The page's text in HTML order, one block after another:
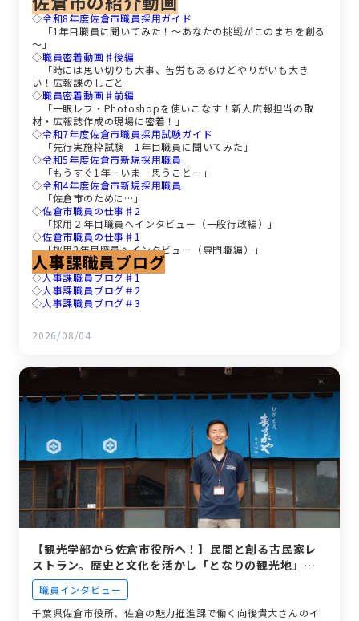
◇令和8年度佐倉市職員採用ガイド
「1年目職員に聞いてみた！～あなたの挑戦がこのまちを創る
～」
◇職員密着動画♯後編
「時には思い切りも大事、苦労もあるけどやりがいも大き
い！広報課のしごと」
◇職員密着動画♯前編
「一眼レフ・Photoshopを使いこなす！新人広報担当の取
材・広報誌作成の現場に密着！」
◇令和7年度佐倉市職員採用試験ガイド
「先行実施枠試験 1年目職員に聞いてみた」
◇令和5年度佐倉市新規採用職員
「もうすぐ1年ーいま 思うことー」
◇令和4年度佐倉市新規採用職員
「佐倉市のために…」
◇佐倉市職員の仕事♯2
「採用２年目職員へインタビュー（一般行政編）」
◇佐倉市職員の仕事♯1
「採用2年目職員へインタビュー（専門職編）」
人事課職員ブログ
◇人事課職員ブログ♯1
◇人事課職員ブログ＃2
◇人事課職員ブログ＃3
2026/08/04
【観光学部から佐倉市役所へ！】民間と創る古民家レ
ストラン。歴史と文化を活かし「となりの観光地」を
目指す若手職員の挑戦
職員インタビュー
千葉県佐倉市役所、佐倉の魅力推進課で働く向後貴大さんのイ